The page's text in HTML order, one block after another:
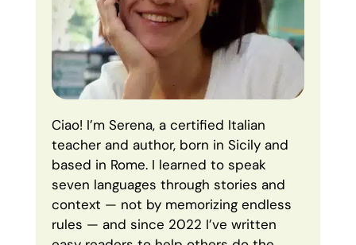
Ciao! I’m Serena, a certified Italian
teacher and author, born in Sicily and
based in Rome. I learned to speak
seven languages through stories and
context — not by memorizing endless
rules — and since 2022 I’ve written